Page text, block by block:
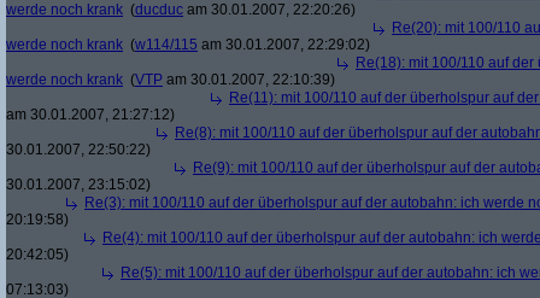
werde noch krank (ducduc am 30.01.2007, 22:20:26)
Re(20): mit 100/110
werde noch krank (w114/115 am 30.01.2007, 22:29:02)
Re(18): mit 100/110 auf
werde noch krank (VTP am 30.01.2007, 22:10:39)
Re(11): mit 100/110 auf der überholspur auf
am 30.01.2007, 21:27:12)
Re(8): mit 100/110 auf der überholspur auf der
30.01.2007, 22:50:22)
Re(9): mit 100/110 auf der überholspur auf der
30.01.2007, 23:15:02)
Re(3): mit 100/110 auf der überholspur auf der autobahn: ich werde
20:19:58)
Re(4): mit 100/110 auf der überholspur auf der autobahn: ich
20:42:05)
Re(5): mit 100/110 auf der überholspur auf der autobahn: ich
07:13:03)